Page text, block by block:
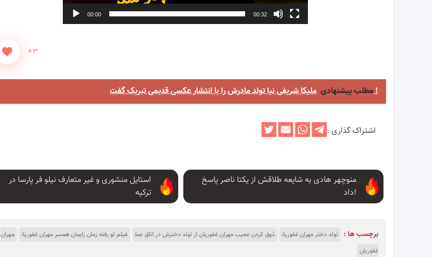
00:00 00:32
+۳
مطلب پیشنهادیملیکا شریفی نیا تولد مادرش را با انتشار عکسی قدیمی تبریک گفت !
اشتراک گذاری :
استایل منشوری و غیر متعارف نیلو فر پارسا در
ترکیه
منوچهر هادی به شایعه طلاقش از یکتا ناصر پاسخ
داد!
برچسب ها : تولد دختر مهران غفوریان ذوق کردن عجیب مهران غفوریان از تولد دخترش در اتاق عمل فیلم لو رفته زمان زایمان همسر مهران غفوریان
مهران
غفوریان